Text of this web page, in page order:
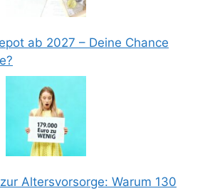
ab 2027 – Deine Chance
Altersvorsorge: Warum 130